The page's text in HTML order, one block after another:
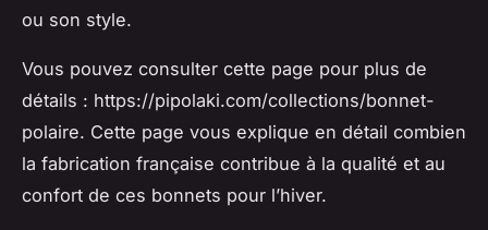
ou son style.
Vous pouvez consulter cette page pour plus de
détails : https://pipolaki.com/collections/bonnet-
polaire. Cette page vous explique en détail combien
la fabrication française contribue à la qualité et au
confort de ces bonnets pour l’hiver.